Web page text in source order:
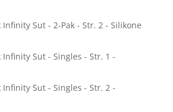
Infinity Sut - 2-Pak - Str. 2 - Silikone
Infinity Sut - Singles - Str. 1 -
Infinity Sut - Singles - Str. 2 -